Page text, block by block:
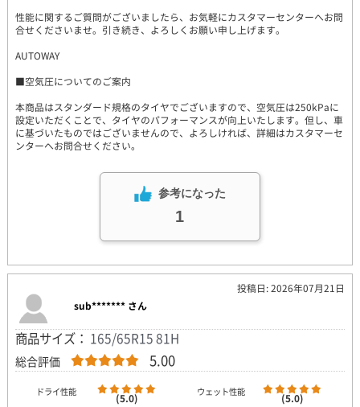
性能に関するご質問がございましたら、お気軽にカスタマーセンターへお問
合せくださいませ。引き続き、よろしくお願い申し上げます。
AUTOWAY
■空気圧についてのご案内
本商品はスタンダード規格のタイヤでございますので、空気圧は250kPaに
設定いただくことで、タイヤのパフォーマンスが向上いたします。但し、車
に基づいたものではございませんので、よろしければ、詳細はカスタマーセ
ンターへお問合せください。
参考になった
1
投稿日: 2026年07月21日
sub******* さん
商品サイズ： 165/65R15 81H
総合評価 5.00
ドライ性能 (5.0) ウェット性能 (5.0)